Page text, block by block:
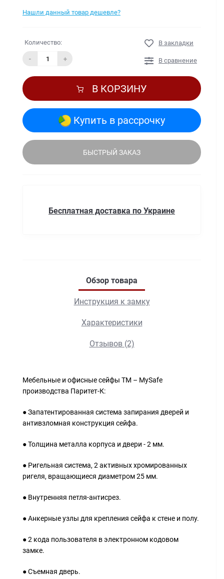
Нашли данный товар дешевле?
Количество:
- +
В закладки
В сравнение
В КОРЗИНУ
Купить в рассрочку
БЫСТРЫЙ ЗАКАЗ
Бесплатная доставка по Украине
Обзор товара
Инструкция к замку
Характеристики
Отзывов (2)
Мебельные и офисные сейфы ТМ – MySafe
производства Паритет-К:
● Запатентированная система запирания дверей и
антивзломная конструкция сейфа.
● Толщина металла корпуса и двери - 2 мм.
● Ригельная система, 2 активных хромированных
ригеля, вращающиеся диаметром 25 мм.
● Внутренняя петля-антисрез.
● Анкерные узлы для крепления сейфа к стене и полу.
● 2 кода пользователя в электронном кодовом
замке.
● Съемная дверь.